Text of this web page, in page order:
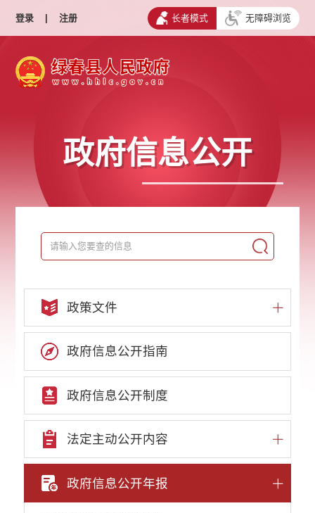
登录 | 注册 长者模式 无障碍浏览
政府信息公开
政策文件
政府信息公开指南
政府信息公开制度
法定主动公开内容
政府信息公开年报